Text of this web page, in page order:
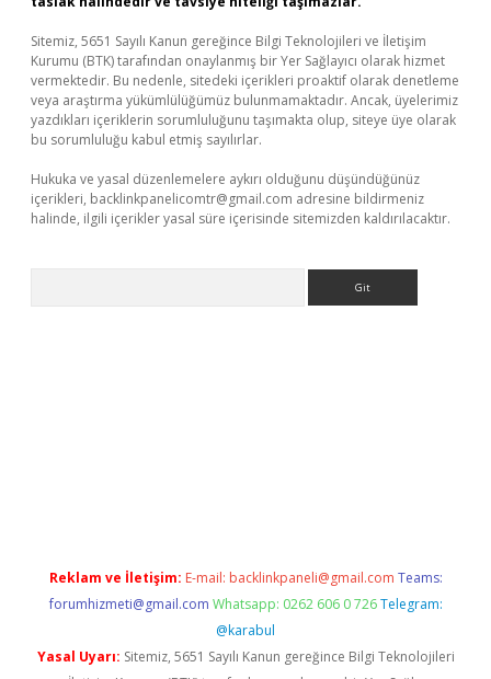
Sitemiz, 5651 Sayılı Kanun gereğince Bilgi Teknolojileri ve İletişim
Kurumu (BTK) tarafından onaylanmış bir Yer Sağlayıcı olarak hizmet
vermektedir. Bu nedenle, sitedeki içerikleri proaktif olarak denetleme
veya araştırma yükümlülüğümüz bulunmamaktadır. Ancak, üyelerimiz
yazdıkları içeriklerin sorumluluğunu taşımakta olup, siteye üye olarak
bu sorumluluğu kabul etmiş sayılırlar.
Hukuka ve yasal düzenlemelere aykırı olduğunu düşündüğünüz
içerikleri, backlinkpanelicomtr@gmail.com adresine bildirmeniz
halinde, ilgili içerikler yasal süre içerisinde sitemizden kaldırılacaktır.
Reklam ve İletişim: E-mail: backlinkpaneli@gmail.com Teams:
forumhizmeti@gmail.com Whatsapp: 0262 606 0 726 Telegram:
@karabul
Yasal Uyarı: Sitemiz, 5651 Sayılı Kanun gereğince Bilgi Teknolojileri